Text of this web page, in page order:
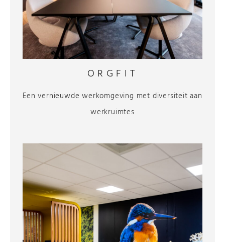
ORGFIT
Een vernieuwde werkomgeving met diversiteit aan
werkruimtes